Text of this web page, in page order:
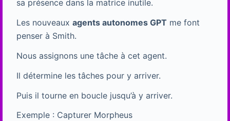
sa présence dans la matrice inutile.
Les nouveaux agents autonomes GPT me font
penser à Smith.
Nous assignons une tâche à cet agent.
Il détermine les tâches pour y arriver.
Puis il tourne en boucle jusqu’à y arriver.
Exemple : Capturer Morpheus